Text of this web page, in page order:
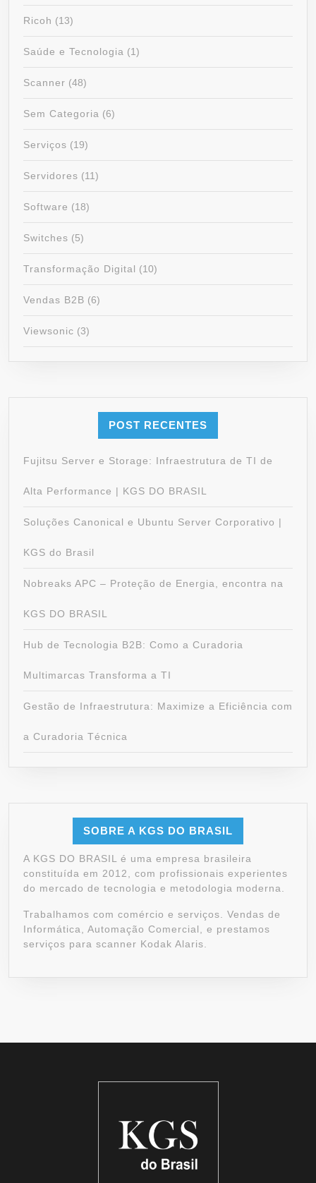
Ricoh (13)
Saúde e Tecnologia (1)
Scanner (48)
Sem Categoria (6)
Serviços (19)
Servidores (11)
Software (18)
Switches (5)
Transformação Digital (10)
Vendas B2B (6)
Viewsonic (3)
POST RECENTES
Fujitsu Server e Storage: Infraestrutura de TI de
Alta Performance | KGS DO BRASIL
Soluções Canonical e Ubuntu Server Corporativo |
KGS do Brasil
Nobreaks APC – Proteção de Energia, encontra na
KGS DO BRASIL
Hub de Tecnologia B2B: Como a Curadoria
Multimarcas Transforma a TI
Gestão de Infraestrutura: Maximize a Eficiência com
a Curadoria Técnica
SOBRE A KGS DO BRASIL
A KGS DO BRASIL é uma empresa brasileira
constituída em 2012, com profissionais experientes
do mercado de tecnologia e metodologia moderna.
Trabalhamos com comércio e serviços. Vendas de
Informática, Automação Comercial, e prestamos
serviços para scanner Kodak Alaris.